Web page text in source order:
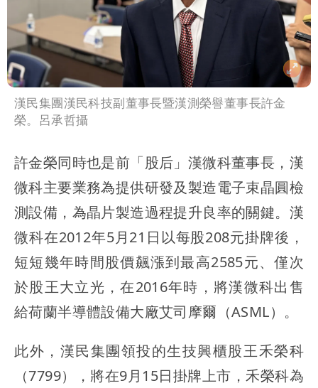
漢民集團漢民科技副董事長暨漢測榮譽董事長許金
榮。呂承哲攝
許金榮同時也是前「股后」漢微科董事長，漢
微科主要業務為提供研發及製造電子束晶圓檢
測設備，為晶片製造過程提升良率的關鍵。漢
微科在2012年5月21日以每股208元掛牌後，
短短幾年時間股價飆漲到最高2585元、僅次
於股王大立光，在2016年時，將漢微科出售
給荷蘭半導體設備大廠艾司摩爾（ASML）。
此外，漢民集團領投的生技興櫃股王禾榮科
（7799），將在9月15日掛牌上市，禾榮科為